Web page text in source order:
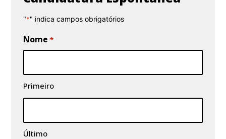
"*" indica campos obrigatórios
Nome *
Primeiro
Último